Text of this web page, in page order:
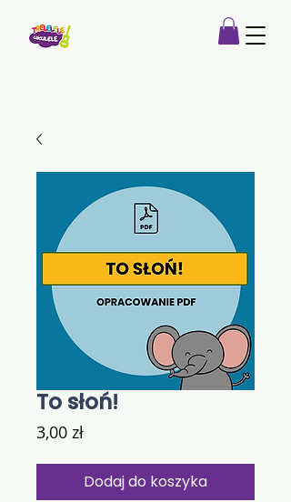
To słoń!
3,00 złCena
Dodaj do koszyka